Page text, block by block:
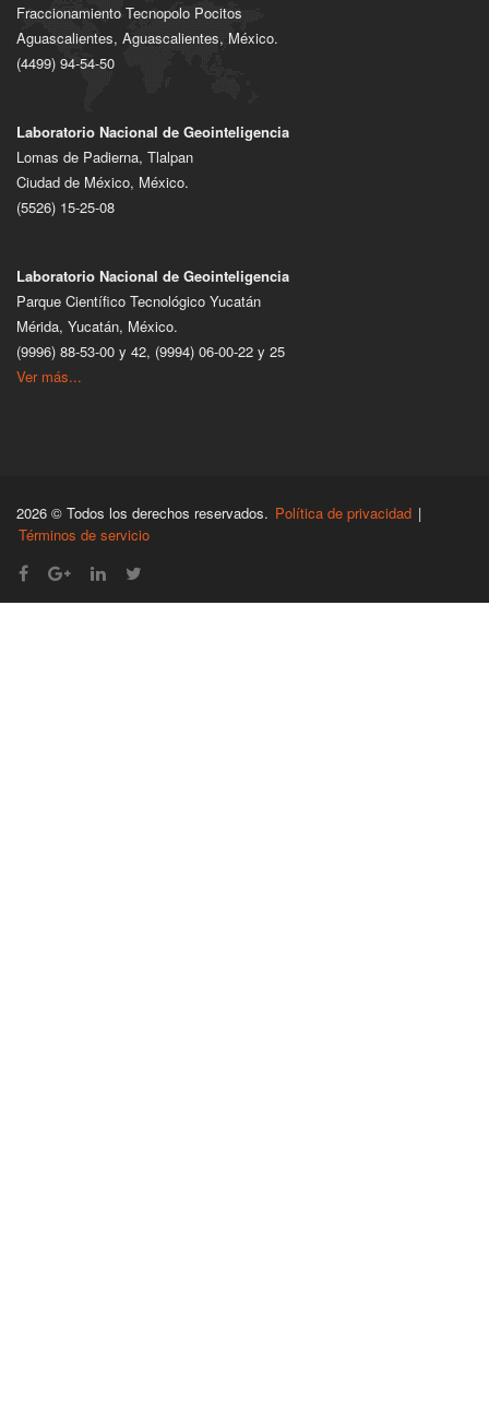
Fraccionamiento Tecnopolo Pocitos
Aguascalientes, Aguascalientes, México.
(4499) 94-54-50
Laboratorio Nacional de Geointeligencia
Lomas de Padierna, Tlalpan
Ciudad de México, México.
(5526) 15-25-08
Laboratorio Nacional de Geointeligencia
Parque Científico Tecnológico Yucatán
Mérida, Yucatán, México.
(9996) 88-53-00 y 42, (9994) 06-00-22 y 25
Ver más...
2026 © Todos los derechos reservados. Política de privacidad |
Términos de servicio